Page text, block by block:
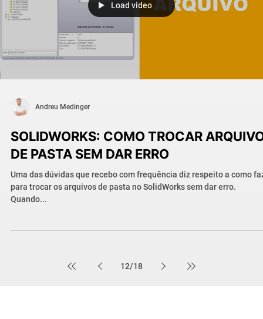
Load video
Andreu Medinger
SOLIDWORKS: COMO TROCAR
DE PASTA SEM DAR ERRO
Uma das dúvidas que recebo com frequência diz respeito a como
para trocar os arquivos de pasta no SolidWorks sem dar erro.
Quando...
12/18